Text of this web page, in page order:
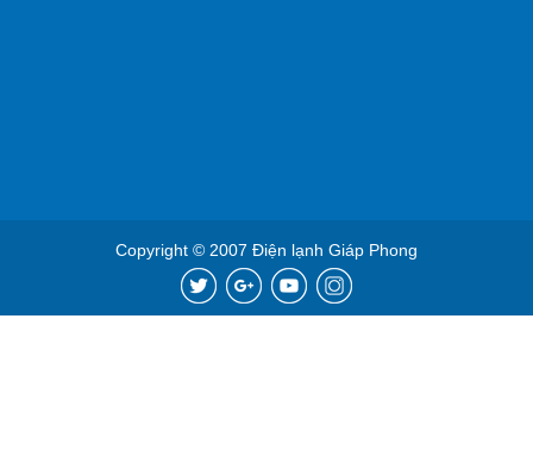
Copyright © 2007 Điện lạnh Giáp Phong